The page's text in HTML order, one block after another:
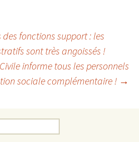
fonctions support : les
sont très angoissés !
informe tous les personnels
sociale complémentaire ! →